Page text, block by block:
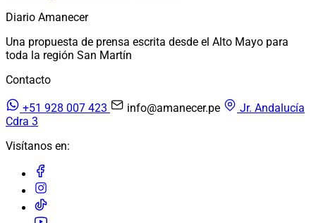
Diario Amanecer
Una propuesta de prensa escrita desde el Alto Mayo para
toda la región San Martín
Contacto
+51 928 007 423 info@amanecer.pe
Jr. Andalucía
Cdra 3
Visítanos en: